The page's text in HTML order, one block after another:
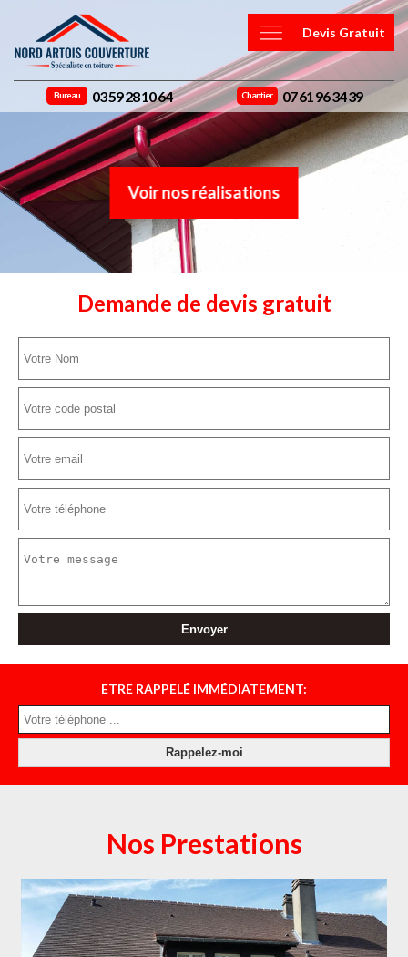
Devis Gratuit
Bureau 03 59 28 10 64 Chantier 07 61 96 34 39
Voir nos réalisations
Demande de devis gratuit
ETRE RAPPELÉ IMMÉDIATEMENT:
Nos Prestations